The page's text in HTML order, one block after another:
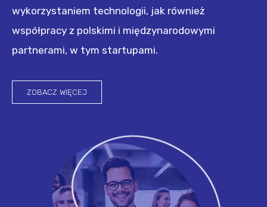
wykorzystaniem technologii, jak również
współpracy z polskimi i międzynarodowymi
partnerami, w tym startupami.
ZOBACZ WIĘCEJ